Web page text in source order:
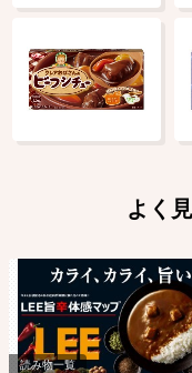
よく
読み物一覧